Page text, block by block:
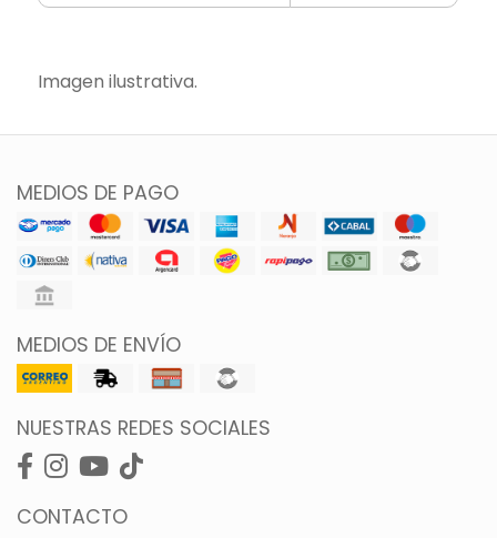
Imagen ilustrativa.
MEDIOS DE PAGO
MEDIOS DE ENVÍO
NUESTRAS REDES SOCIALES
CONTACTO